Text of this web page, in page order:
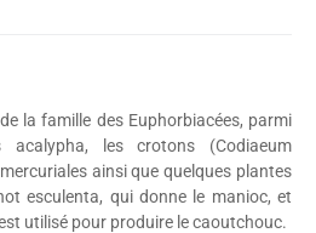
la famille des Euphorbiacées, parmi
acalypha, les crotons (Codiaeum
ainsi que quelques plantes
esculenta, qui donne le manioc, et
utilisé pour produire le caoutchouc.